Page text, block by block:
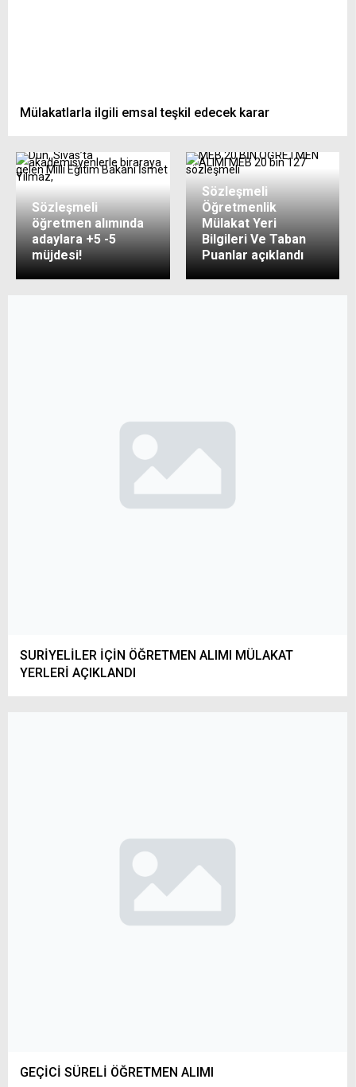
Mülakatlarla ilgili emsal teşkil edecek karar
Sözleşmeli
öğretmen alımında
adaylara +5 -5
müjdesi!
Sözleşmeli
Öğretmenlik
Mülakat Yeri
Bilgileri Ve Taban
Puanlar açıklandı
SURİYELİLER İÇİN ÖĞRETMEN ALIMI MÜLAKAT
YERLERİ AÇIKLANDI
GEÇİCİ SÜRELİ ÖĞRETMEN ALIMI